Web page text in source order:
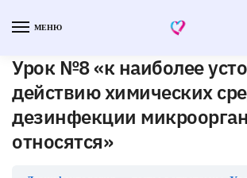
МЕНЮ
Урок №8 «к наиболее
действию химических
дезинфекции
относятся»